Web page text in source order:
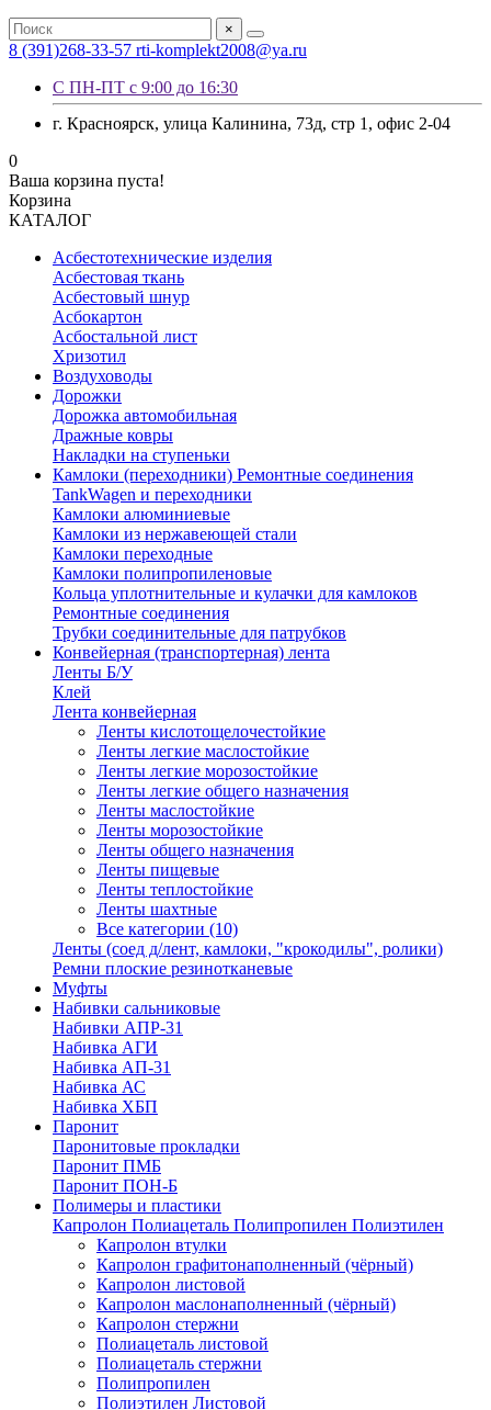
×
8 (391)268-33-57 rti-komplekt2008@ya.ru
С ПН-ПТ с 9:00 до 16:30
г. Красноярск, улица Калинина, 73д, стр 1, офис 2-04
0
Ваша корзина пуста!
Корзина
КАТАЛОГ
Асбестотехнические изделия
Асбестовая ткань
Асбестовый шнур
Асбокартон
Асбостальной лист
Хризотил
Воздуховоды
Дорожки
Дорожка автомобильная
Дражные ковры
Накладки на ступеньки
Камлоки (переходники) Ремонтные соединения
TankWagen и переходники
Камлоки алюминиевые
Камлоки из нержавеющей стали
Камлоки переходные
Камлоки полипропиленовые
Кольца уплотнительные и кулачки для камлоков
Ремонтные соединения
Трубки соединительные для патрубков
Конвейерная (транспортерная) лента
Ленты Б/У
Клей
Лента конвейерная
Ленты кислотощелочестойкие
Ленты легкие маслостойкие
Ленты легкие морозостойкие
Ленты легкие общего назначения
Ленты маслостойкие
Ленты морозостойкие
Ленты общего назначения
Ленты пищевые
Ленты теплостойкие
Ленты шахтные
Все категории (10)
Ленты (соед д/лент, камлоки, "крокодилы", ролики)
Ремни плоские резинотканевые
Муфты
Набивки сальниковые
Набивки АПР-31
Набивка АГИ
Набивка АП-31
Набивка АС
Набивка ХБП
Паронит
Паронитовые прокладки
Паронит ПМБ
Паронит ПОН-Б
Полимеры и пластики
Капролон Полиацеталь Полипропилен Полиэтилен
Капролон втулки
Капролон графитонаполненный (чёрный)
Капролон листовой
Капролон маслонаполненный (чёрный)
Капролон стержни
Полиацеталь листовой
Полиацеталь стержни
Полипропилен
Полиэтилен Листовой